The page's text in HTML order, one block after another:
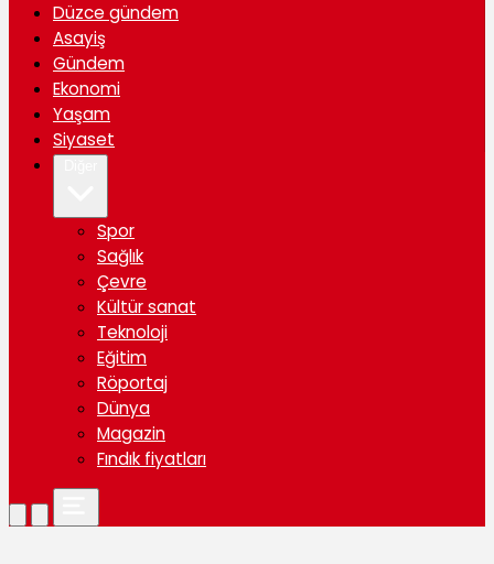
Düzce gündem
Asayiş
Gündem
Ekonomi
Yaşam
Siyaset
Spor
Sağlık
Çevre
Kültür sanat
Teknoloji
Eğitim
Röportaj
Dünya
Magazin
Fındık fiyatları